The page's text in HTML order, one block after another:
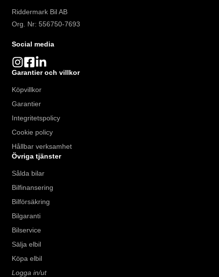
Riddermark Bil AB
Org. Nr: 556750-7693
Social media
Garantier och villkor
Köpvillkor
Garantier
Integritetspolicy
Cookie policy
Hållbar verksamhet
Övriga tjänster
Sålda bilar
Bilfinansering
Bilförsäkring
Bilgaranti
Bilservice
Sälja elbil
Köpa elbil
Logga in/ut